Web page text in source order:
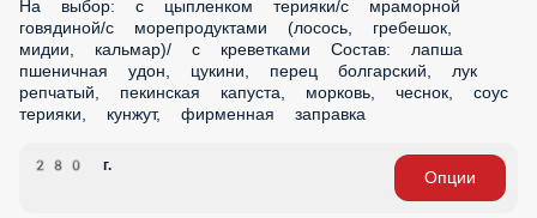
650 ₽
Популярное